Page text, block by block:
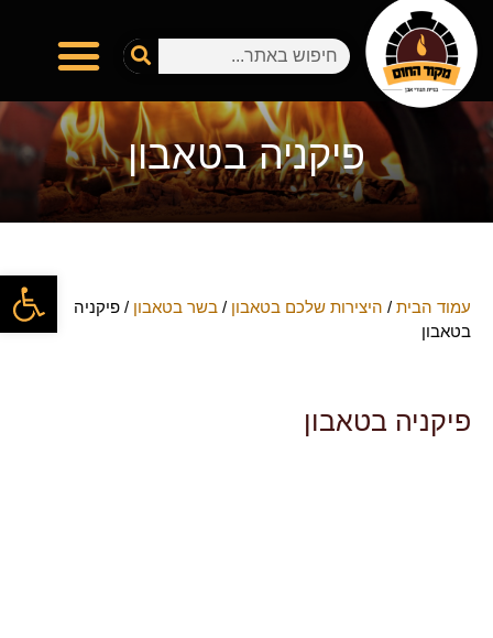
פיקניה בטאבון
עמוד הבית / היצירות שלכם בטאבון / בשר בטאבון / פיקניה
בטאבון
פיקניה בטאבון